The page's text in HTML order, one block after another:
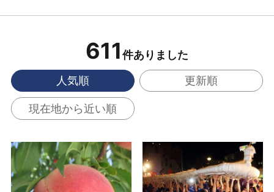
611件ありました
人気順 更新順
現在地から近い順
フルーツライン の詳細
はこちら
福島わらじまつり の詳
細はこちら